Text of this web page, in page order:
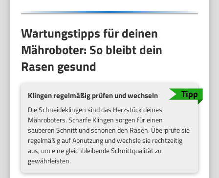
Wartungstipps für deinen
Mähroboter: So bleibt dein
Rasen gesund
Klingen regelmäßig prüfen und wechseln
Die Schneideklingen sind das Herzstück deines
Mähroboters. Scharfe Klingen sorgen für einen
sauberen Schnitt und schonen den Rasen. Überprüfe sie
regelmäßig auf Abnutzung und wechsle sie rechtzeitig
aus, um eine gleichbleibende Schnittqualität zu
gewährleisten.